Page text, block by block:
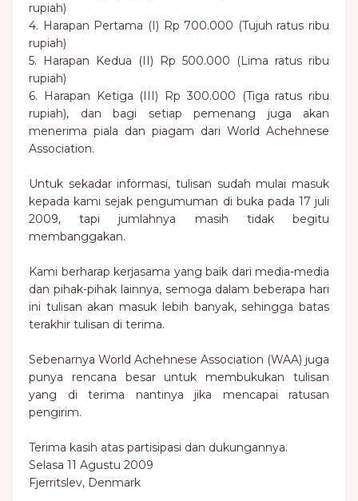
rupiah)
4. Harapan Pertama (I) Rp 700.000 (Tujuh ratus ribu
rupiah)
5. Harapan Kedua (II) Rp 500.000 (Lima ratus ribu
rupiah)
6. Harapan Ketiga (III) Rp 300.000 (Tiga ratus ribu
rupiah), dan bagi setiap pemenang juga akan
menerima piala dan piagam dari World Achehnese
Association.
Untuk sekadar informasi, tulisan sudah mulai masuk
kepada kami sejak pengumuman di buka pada 17 juli
2009, tapi jumlahnya masih tidak begitu
membanggakan.
Kami berharap kerjasama yang baik dari media-media
dan pihak-pihak lainnya, semoga dalam beberapa hari
ini tulisan akan masuk lebih banyak, sehingga batas
terakhir tulisan di terima.
Sebenarnya World Achehnese Association (WAA) juga
punya rencana besar untuk membukukan tulisan
yang di terima nantinya jika mencapai ratusan
pengirim.
Terima kasih atas partisipasi dan dukungannya.
Selasa 11 Agustu 2009
Fjerritslev, Denmark